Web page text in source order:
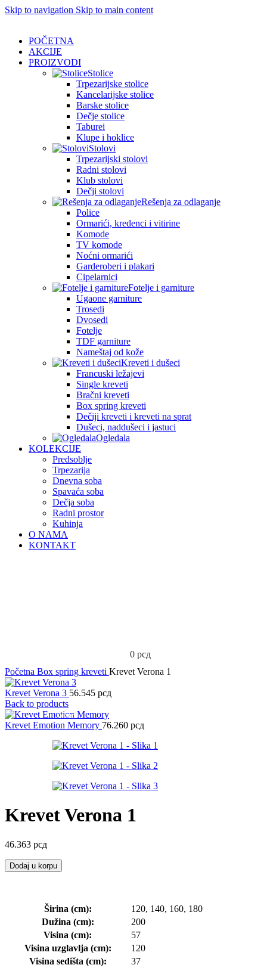
Skip to navigation Skip to main content
POČETNA
AKCIJE
USKORO
PROIZVODI
Stolice
Trpezarijske stolice
Kancelarijske stolice
Barske stolice
Dečje stolice
Taburei
Klupe i hoklice
Stolovi
Trpezarijski stolovi
Radni stolovi
Klub stolovi
Dečji stolovi
Rešenja za odlaganje
Police
Ormarići, kredenci i vitirine
Komode
TV komode
Noćni ormarići
Garderoberi i plakari
Cipelarnici
Fotelje i garniture
Ugaone garniture
Trosedi
Dvosedi
Fotelje
TDF garniture
Nameštaj od kože
Kreveti i dušeci
Francuski ležajevi
Single kreveti
Bračni kreveti
Box spring kreveti
Dečiji kreveti i kreveti na sprat
Dušeci, naddušeci i jastuci
Ogledala
KOLEKCIJE
Predsoblje
Trpezarija
Dnevna soba
Spavaća soba
Dečja soba
Radni prostor
Kuhinja
O NAMA
KONTAKT
0 рсд
Početna Box spring kreveti Krevet Verona 1
Krevet Verona 3 56.545 рсд
Back to products
Krevet Emotion Memory 76.260 рсд
Krevet Verona 1
46.363 рсд
Dodaj u korpu
Širina (cm):
120, 140, 160, 180
Dužina (cm):
200
Visina (cm):
57
Visina uzglavlja (cm):
120
Visina sedišta (cm):
37